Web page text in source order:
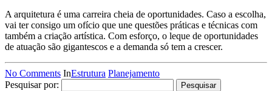
A arquitetura é uma carreira cheia de oportunidades. Caso a escolha,
vai ter consigo um ofício que une questões práticas e técnicas com
também a criação artística. Com esforço, o leque de oportunidades
de atuação são gigantescos e a demanda só tem a crescer.
No Comments InEstrutura Planejamento
Pesquisar por: